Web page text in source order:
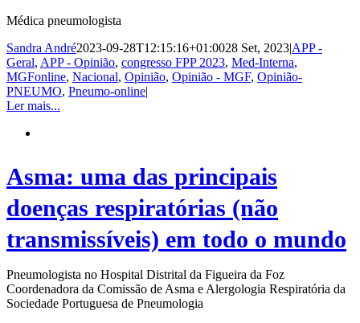
Médica pneumologista
Sandra André2023-09-28T12:15:16+01:0028 Set, 2023APP -
Geral, APP - Opinião, congresso FPP 2023, Med-Interna,
MGFonline, Nacional, Opinião, Opinião - MGF, Opinião-
PNEUMO, Pneumo-online
Ler mais...
Asma: uma das principais
doenças respiratórias (não
transmissíveis) em todo o mundo
Pneumologista no Hospital Distrital da Figueira da Foz
Coordenadora da Comissão de Asma e Alergologia Respiratória da
Sociedade Portuguesa de Pneumologia